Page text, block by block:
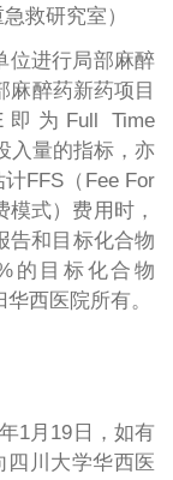
救研究室）
位进行局部麻醉
麻醉药新药项目
为Full Time
入量的指标，亦
FFS（Fee For
式）费用时，
告和目标化合物
的目标化合物
西医院所有。
1月19日，如有
四川大学华西医